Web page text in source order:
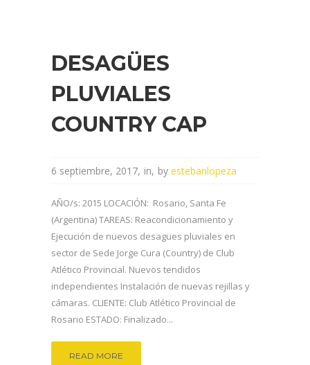
DESAGÜES
PLUVIALES
COUNTRY CAP
6 septiembre, 2017 in by estebanlopeza
AÑO/s: 2015 LOCACIÓN: Rosario, Santa Fe
(Argentina) TAREAS: Reacondicionamiento y
Ejecución de nuevos desagües pluviales en
sector de Sede Jorge Cura (Country) de Club
Atlético Provincial. Nuevos tendidos
independientes Instalación de nuevas rejillas y
cámaras. CLIENTE: Club Atlético Provincial de
Rosario ESTADO: Finalizado...
READ MORE